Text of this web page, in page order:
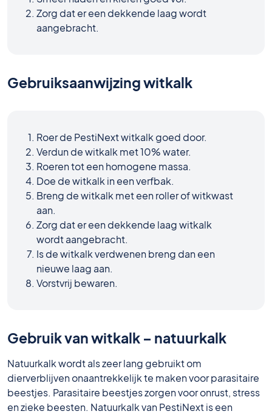
Zorg dat er een dekkende laag wordt
aangebracht.
Gebruiksaanwijzing witkalk
Roer de PestiNext witkalk goed door.
Verdun de witkalk met 10% water.
Roeren tot een homogene massa.
Doe de witkalk in een verfbak.
Breng de witkalk met een roller of witkwast
aan.
Zorg dat er een dekkende laag witkalk
wordt aangebracht.
Is de witkalk verdwenen breng dan een
nieuwe laag aan.
Vorstvrij bewaren.
Gebruik van witkalk – natuurkalk
Natuurkalk wordt als zeer lang gebruikt om
dierverblijven onaantrekkelijk te maken voor parasitaire
beestjes. Parasitaire beestjes zorgen voor onrust, stress
en zieke beesten. Natuurkalk van PestiNext is een